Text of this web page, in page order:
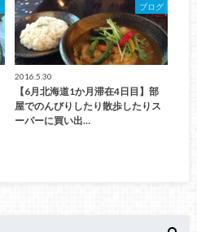
ブログ
2016.5.30
【6月北海道1か月滞在4日目】部
屋でのんびりしたり散歩したりス
ーパーに買い出…